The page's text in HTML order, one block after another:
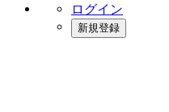
ログイン
新規登録